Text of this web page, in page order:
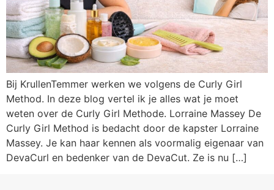
Bij KrullenTemmer werken we volgens de Curly Girl
Method. In deze blog vertel ik je alles wat je moet
weten over de Curly Girl Methode. Lorraine Massey De
Curly Girl Method is bedacht door de kapster Lorraine
Massey. Je kan haar kennen als voormalig eigenaar van
DevaCurl en bedenker van de DevaCut. Ze is nu […]